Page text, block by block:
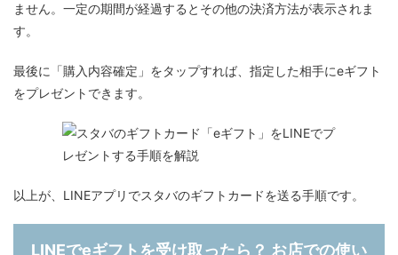
ません。一定の期間が経過するとその他の決済方法が表示されま
す。
最後に「購入内容確定」をタップすれば、指定した相手にeギフト
をプレゼントできます。
以上が、LINEアプリでスタバのギフトカードを送る手順です。
LINEでeギフトを受け取ったら？ お店での使い